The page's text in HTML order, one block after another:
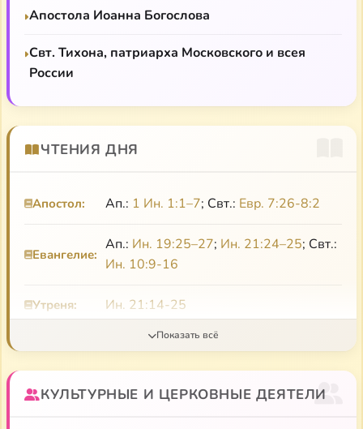
Апостола Иоанна Богослова
Свт. Тихона, патриарха Московского и всея
России
ЧТЕНИЯ ДНЯ
Апостол: Ап.: 1 Ин. 1:1–7; Свт.: Евр. 7:26-8:2
Евангелие:
Ап.: Ин. 19:25–27; Ин. 21:24–25; Свт.:
Ин. 10:9-16
Утреня: Ин. 21:14-25
Паремии:
КУЛЬТУРНЫЕ И ЦЕРКОВНЫЕ ДЕЯТЕЛИ